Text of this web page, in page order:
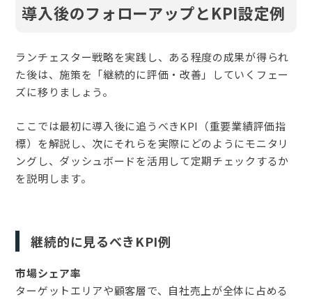
導入後のフォローアップとKPI設定例
ランチェスター戦略を実践し、ある程度の成果が得られ
た後は、施策を「継続的に評価・改善」していくフェー
ズに移りましょう。
ここでは最初に導入後に追うべきKPI（重要業績評価指
標）を解説し、次にそれらを実際にどのようにモニタリ
ングし、ダッシュボードを活用して定期チェックするか
を説明します。
継続的に見るべきKPI例
市場シェア率
ターゲットエリアや顧客層で、自社売上が全体に占める